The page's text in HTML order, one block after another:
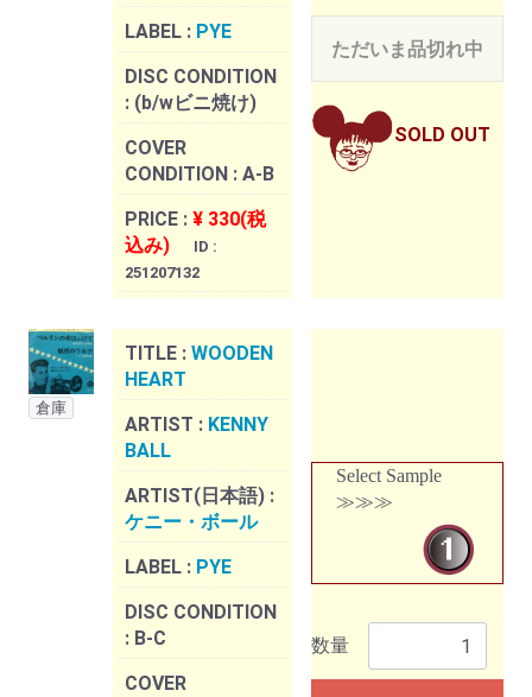
LABEL : PYE
DISC CONDITION
: (b/wビニ焼け)
COVER
CONDITION : A-B
PRICE : ¥ 330(税
込み)
ID :
251207132
ただいま品切れ中
SOLD OUT
倉庫
TITLE : WOODEN
HEART
ARTIST : KENNY
BALL
ARTIST(日本語) :
ケニー・ボール
LABEL : PYE
DISC CONDITION
: B-C
COVER
Select Sample
≫≫≫
数量